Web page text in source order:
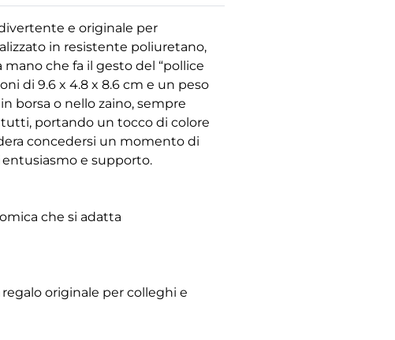
e originale per
in resistente poliuretano,
che fa il gesto del “pollice
di 9.6 x 4.8 x 8.6 cm e un peso
borsa o nello zaino, sempre
tutti, portando un tocco di colore
concedersi un momento di
e supporto.
che si adatta
originale per colleghi e